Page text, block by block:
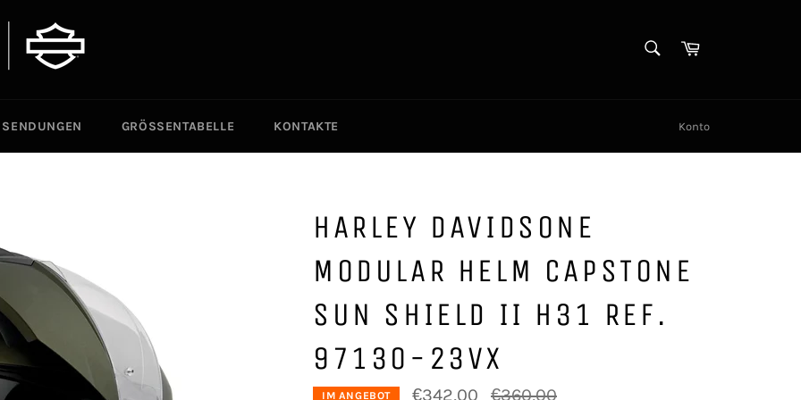
Warenkorb
SENDUNGEN GRÖSSENTABELLE KONTAKTE Konto
HARLEY DAVIDSONE
MODULAR HELM CAPSTONE
SUN SHIELD II H31 REF.
97130-23VX
IM ANGEBOT €342,00
Normaler
€360,00